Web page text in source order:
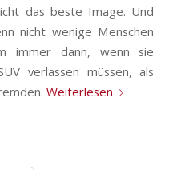
das beste Image. Und
nicht wenige Menschen
immer dann, wenn sie
verlassen müssen, als
Weiterlesen